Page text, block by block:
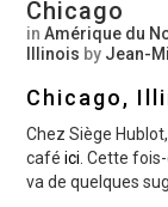
Chicago
inAmérique du
Illinois by Jean-
Chicago,
Chez Siège
caféici. Cette
va de quelques